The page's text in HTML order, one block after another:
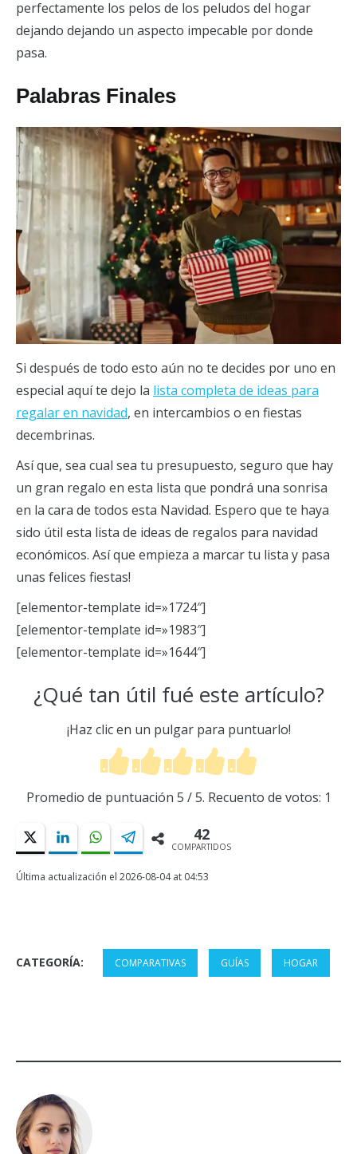
perfectamente los pelos de los peludos del hogar
dejando dejando un aspecto impecable por donde
pasa.
Palabras Finales
Si después de todo esto aún no te decides por uno en
especial aquí te dejo la lista completa de ideas para
regalar en navidad, en intercambios o en fiestas
decembrinas.
Así que, sea cual sea tu presupuesto, seguro que hay
un gran regalo en esta lista que pondrá una sonrisa
en la cara de todos esta Navidad. Espero que te haya
sido útil esta lista de ideas de regalos para navidad
económicos. Así que empieza a marcar tu lista y pasa
unas felices fiestas!
[elementor-template id=»1724″]
[elementor-template id=»1983″]
[elementor-template id=»1644″]
¿Qué tan útil fué este artículo?
¡Haz clic en un pulgar para puntuarlo!
Promedio de puntuación 5 / 5. Recuento de votos: 1
42
COMPARTIDOS
Última actualización el 2026-08-04 at 04:53
CATEGORÍA: COMPARATIVAS GUÍAS HOGAR